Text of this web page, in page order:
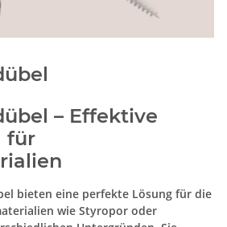
– Effektive
für
bieten eine perfekte Lösung für die
wie Styropor oder